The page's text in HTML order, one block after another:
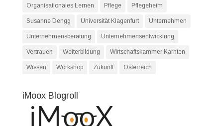
Organisationales Lernen Pflege Pflegeheim
Susanne Dengg Universität Klagenfurt Unternehmen
Unternehmensberatung Unternehmensentwicklung
Vertrauen Weiterbildung Wirtschaftskammer Kärnten
Wissen Workshop Zukunft Österreich
iMoox Blogroll